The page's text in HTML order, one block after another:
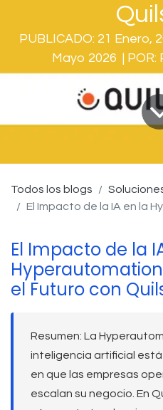
PUBLICADO: 21 Enero,
Mayo 2026 | POR:
Todos los blogs
El Impacto de la IA en la
El Impacto de la
el Futuro con
Resumen: La
inteligencia artificial
en que las empresas
escalan su negocio. En